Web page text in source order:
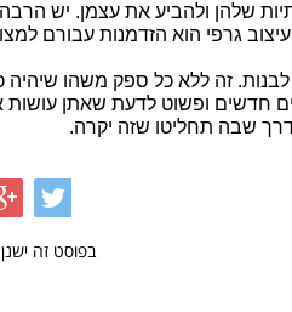
שבה תחליטו שזה יקרה.
בפוסט זה ישנן